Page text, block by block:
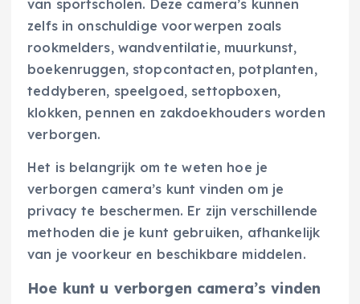
van sportscholen. Deze camera’s kunnen
zelfs in onschuldige voorwerpen zoals
rookmelders, wandventilatie, muurkunst,
boekenruggen, stopcontacten, potplanten,
teddyberen, speelgoed, settopboxen,
klokken, pennen en zakdoekhouders worden
verborgen.
Het is belangrijk om te weten hoe je
verborgen camera’s kunt vinden om je
privacy te beschermen. Er zijn verschillende
methoden die je kunt gebruiken, afhankelijk
van je voorkeur en beschikbare middelen.
Hoe kunt u verborgen camera’s vinden